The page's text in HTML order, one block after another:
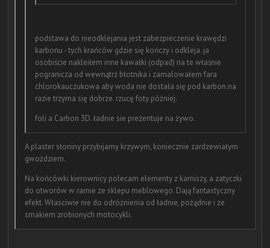
podstawa do nieodklejania jest zabezpieczenie krawędzi
karbonu - tych krańców gdzie się kończy i odkleja. ja
osobiście nakleiłem inne kawałki (odpad) na te właśnie
pogranicza od wewnątrz błotnika i zamalowałem fara
chlorokauczukowa aby woda nie dostała się pod karbon.na
razie trzyma się dobrze. rzucę foty później.
foli a Carbon 3D. ładnie sie prezentuje na żywo.
A plaster słoniny przybijamy krzywym, koniecznie zardzewiałym
gwoździem.
Na końcówki kierownicy polecam elementy z karniszy, a zatyczki
do otworów w ramie ze sklepu meblowego. Dają fantastyczny
efekt. Własciwie nie do odróżnienia od ładnie, pożądnie i ze
smakiem zrobionych motocykli.